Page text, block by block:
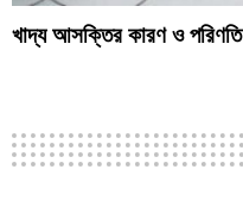
খাদ্য আসক্তির কারণ ও পরিণতি